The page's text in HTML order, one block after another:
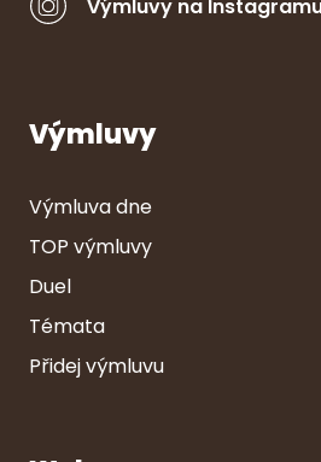
Výmluvy na
Výmluvy
Výmluva dne
TOP výmluvy
Duel
Témata
Přidej výmluvu